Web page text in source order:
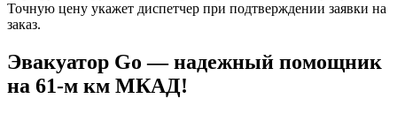
Точную цену укажет диспетчер при подтверждении заявки на
заказ.
Эвакуатор Go — надежный помощник
на 61-м км МКАД!